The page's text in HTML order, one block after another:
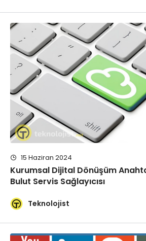
15 Haziran 2024
Kurumsal Dijital Dönüşüm
Bulut Servis Sağlayıcısı
Teknolojist